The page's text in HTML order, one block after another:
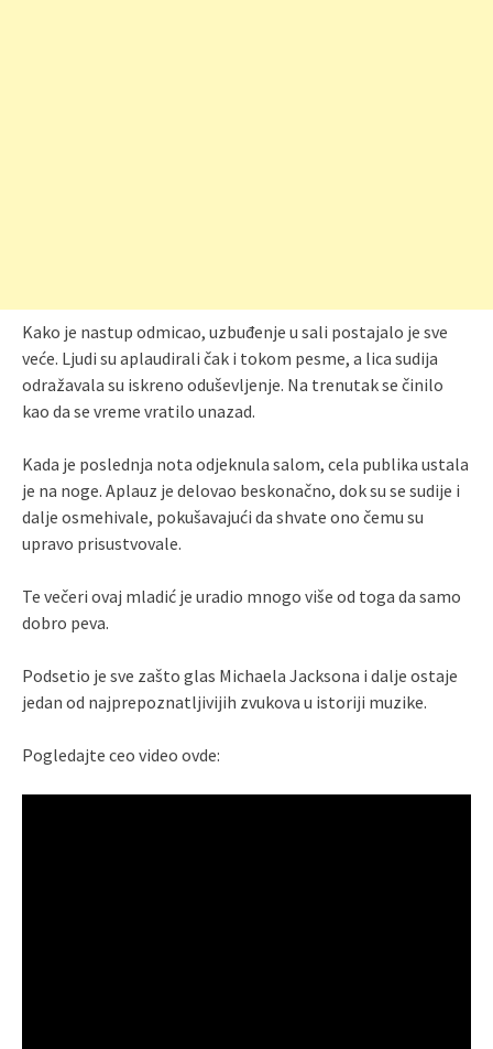
Kako je nastup odmicao, uzbuđenje u sali postajalo je sve
veće. Ljudi su aplaudirali čak i tokom pesme, a lica sudija
odražavala su iskreno oduševljenje. Na trenutak se činilo
kao da se vreme vratilo unazad.
Kada je poslednja nota odjeknula salom, cela publika ustala
je na noge. Aplauz je delovao beskonačno, dok su se sudije i
dalje osmehivale, pokušavajući da shvate ono čemu su
upravo prisustvovale.
Te večeri ovaj mladić je uradio mnogo više od toga da samo
dobro peva.
Podsetio je sve zašto glas Michaela Jacksona i dalje ostaje
jedan od najprepoznatljivijih zvukova u istoriji muzike.
Pogledajte ceo video ovde: